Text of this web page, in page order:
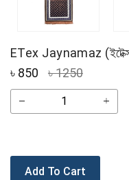
ETex Jaynamaz (ইটেক্স
৳ 850 ৳ 1250
Add To Cart